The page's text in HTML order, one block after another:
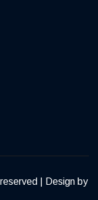
| Design by